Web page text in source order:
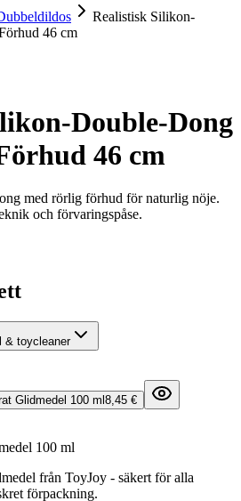
Realistisk Silikon-
46 cm
Double-Dong
46 cm
med rörlig förhud för naturlig nöje.
och förvaringspåse.
& toycleaner
Glidmedel 100 ml 8,45 €
100 ml
från ToyJoy - säkert för alla
förpackning.